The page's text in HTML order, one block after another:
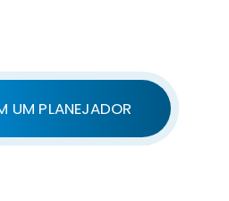
UM PLANEJADOR